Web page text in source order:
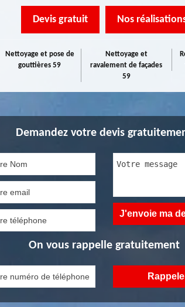
Devis gratuit Nos
Nettoyage et pose de
gouttières 59
Nettoyage et
ravalement de façades
59
Demandez votre devis
On vous rappelle gratuitement